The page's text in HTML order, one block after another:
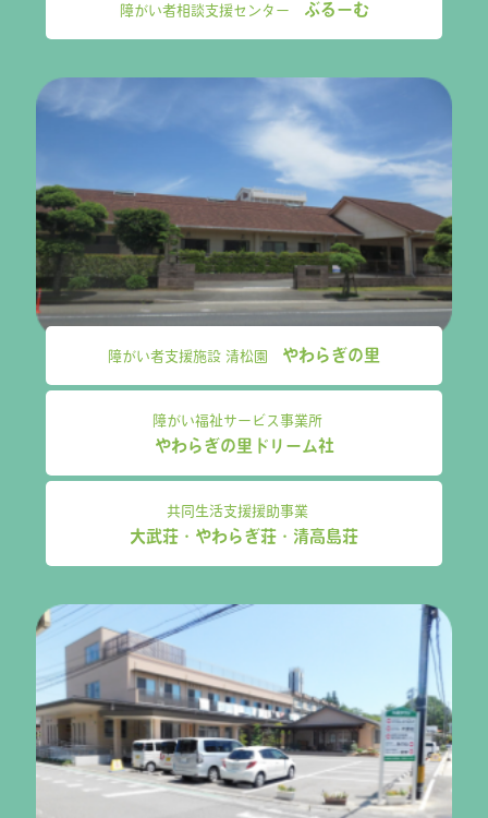
障がい者相談支援センター ぶるーむ
障がい者支援施設 清松園 やわらぎの里
障がい福祉サービス事業所
やわらぎの里ドリーム社
共同生活支援援助事業
大武荘・やわらぎ荘・清高島荘